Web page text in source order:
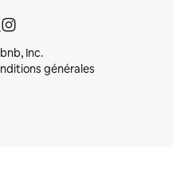
Inc.
générales